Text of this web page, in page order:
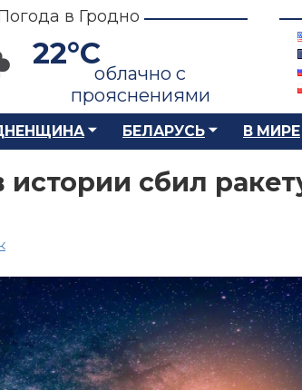
в Гродно
22°C
облачно с
прояснениями
БЕЛАРУСЬ В МИРЕ
сбил